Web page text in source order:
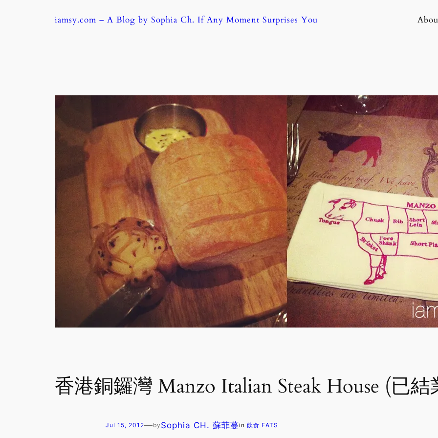
iamsy.com – A Blog by Sophia Ch. If Any Moment Surprises You
香港銅鑼灣 Manzo Italian Steak House (已結
Jul 15, 2012—by Sophia CH. 蘇菲蔓in 飲食 EATS